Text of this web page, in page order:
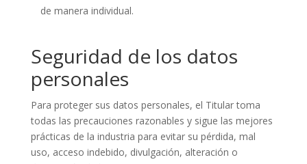
de manera individual.
Seguridad de los datos
personales
Para proteger sus datos personales, el Titular toma
todas las precauciones razonables y sigue las mejores
prácticas de la industria para evitar su pérdida, mal
uso, acceso indebido, divulgación, alteración o